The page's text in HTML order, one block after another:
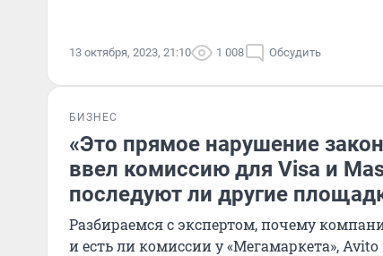
13 октября, 2023, 21:10 1 008 Обсудить
БИЗНЕС
«Это прямое нарушение
ввел комиссию для Visa и
последуют ли другие
Разбираемся с экспертом, почему
и есть ли комиссии у «Мегамаркета»,